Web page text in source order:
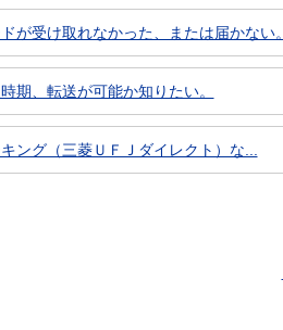
が受け取れなかった、または届かない。
期、転送が可能か知りたい。
ング（三菱ＵＦＪダイレクト）な...